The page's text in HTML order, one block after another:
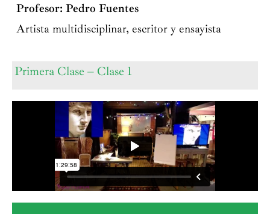
Profesor: Pedro Fuentes
Artista multidisciplinar, escritor y ensayista
Primera Clase – Clase 1